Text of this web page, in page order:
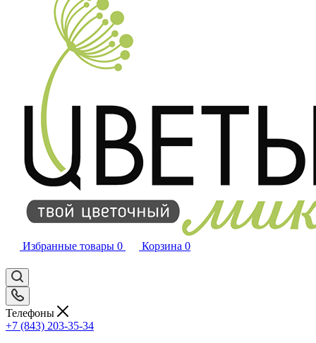
Избранные товары 0 Корзина 0
Телефоны
+7 (843) 203-35-34